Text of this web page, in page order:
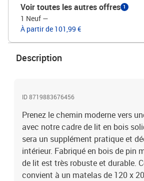
Voir toutes les autres offres 1
1 Neuf —
À partir de 101,99 €
Description
ID 8719883676456
Prenez le chemin moderne vers
avec notre cadre de lit en bois
sera un supplément pratique et
intérieur. Fabriqué en bois de pin
de lit est très robuste et durable.
convient à un matelas de 120 x